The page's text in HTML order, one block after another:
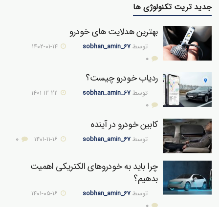
جدید تریت تکنولوژی ها
بهترین هدلایت های خودرو
توسطsobhan_amin_67
ردیاب خودرو چیست؟
توسطsobhan_amin_67
کابین خودرو در آینده
توسطsobhan_amin_67
چرا باید به خودروهای الکتریکی اهمیت
بدهیم؟
توسطsobhan_amin_67